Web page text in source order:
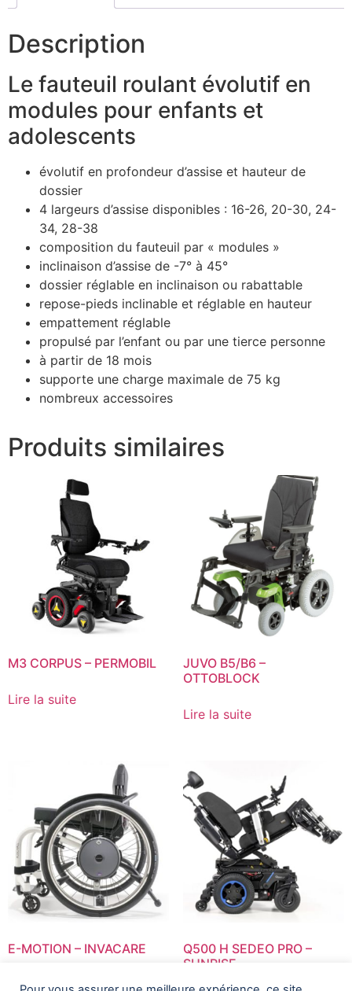
Description
Le fauteuil roulant évolutif en
modules pour enfants et
adolescents
évolutif en profondeur d’assise et hauteur de
dossier
4 largeurs d’assise disponibles : 16-26, 20-30, 24-
34, 28-38
composition du fauteuil par « modules »
inclinaison d’assise de -7° à 45°
dossier réglable en inclinaison ou rabattable
repose-pieds inclinable et réglable en hauteur
empattement réglable
propulsé par l’enfant ou par une tierce personne
à partir de 18 mois
supporte une charge maximale de 75 kg
nombreux accessoires
Produits similaires
M3 CORPUS – PERMOBIL
Lire la suite
JUVO B5/B6 –
OTTOBLOCK
Lire la suite
E-MOTION – INVACARE
Lire la suite
Q500 H SEDEO PRO –
SUNRISE